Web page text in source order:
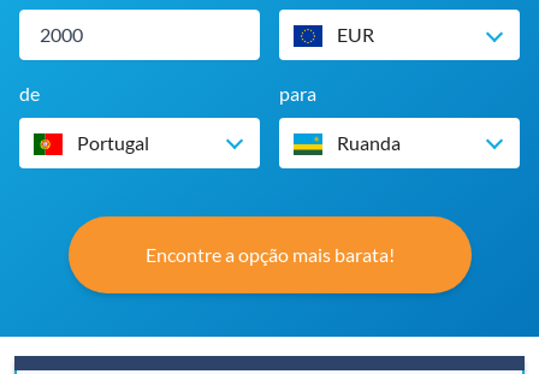
EUR
de
Portugal
para
Ruanda
Encontre a opção mais barata!